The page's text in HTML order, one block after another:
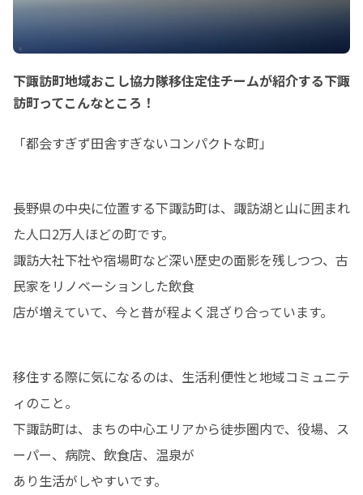
ご予約はこちらから
みなさまのお越しをお待ちしておりま
す🧙‍♀️
（11:00/12:00/
場所：ふるさと回
東京交通会館8F）
申し込み方法：
info/p149385/
下諏訪町地域おこし協力隊移住定住チームが紹介する下諏
訪町ってこんなところ！
「都会すぎず田舎すぎないコンパクトな町」
長野県の中央に位置する下諏訪町は、諏訪湖と山に囲まれ
た人口2万人ほどの町です。
諏訪大社下社や宿場町など深い歴史の面影を残しつつ、古
民家をリノベーションした飲食
店が増えていて、今と昔が程よく混ざり合っています。
移住する際に気になるのは、生活利便性と地域コミュニテ
ィのこと。
下諏訪町は、まちの中心エリアから徒歩圏内で、役場、ス
ーパー、病院、飲食店、温泉が
あり生活がしやすいです。